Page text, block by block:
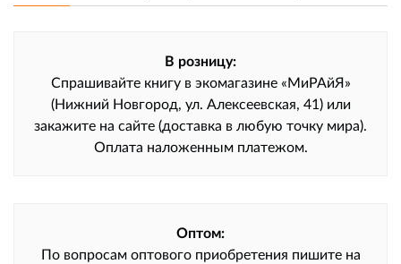
В розницу:
Спрашивайте книгу в экомагазине «МиРАйЯ»
(Нижний Новгород, ул. Алексеевская, 41) или
закажите на сайте (доставка в любую точку мира).
Оплата наложенным платежом.
Оптом:
По вопросам оптового приобретения пишите на